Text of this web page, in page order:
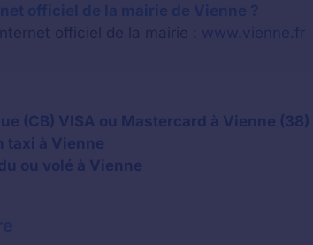
officiel de la mairie de Vienne ?
officiel de la mairie : www.vienne.fr
(CB) VISA ou Mastercard à Vienne (38)
taxi à Vienne
ou volé à Vienne